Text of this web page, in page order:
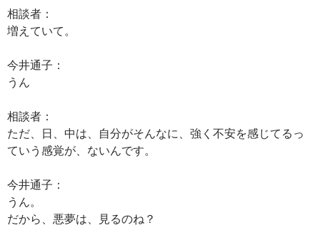
相談者：
増えていて。
今井通子：
うん
相談者：
ただ、日、中は、自分がそんなに、強く不安を感じてるっ
ていう感覚が、ないんです。
今井通子：
うん。
だから、悪夢は、見るのね？